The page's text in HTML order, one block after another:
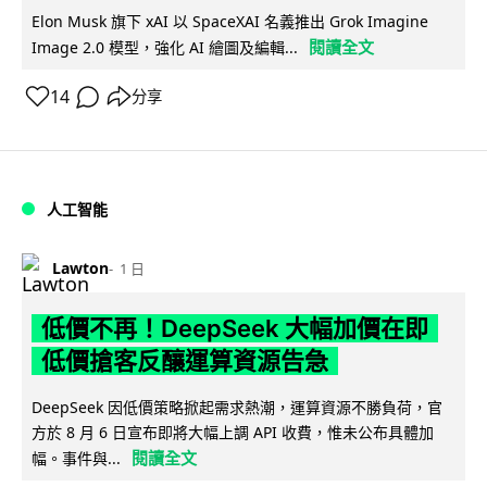
Elon Musk 旗下 xAI 以 SpaceXAI 名義推出 Grok Imagine
Image 2.0 模型，強化 AI 繪圖及編輯...
閱讀全文
14 分享
人工智能
Lawton 1 日
低價不再！DeepSeek 大幅加價在即
低價搶客反釀運算資源告急
DeepSeek 因低價策略掀起需求熱潮，運算資源不勝負荷，官
方於 8 月 6 日宣布即將大幅上調 API 收費，惟未公布具體加
幅。事件與...
閱讀全文